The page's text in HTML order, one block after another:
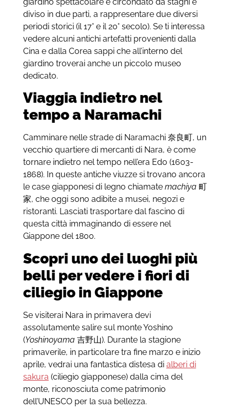
diviso in due parti, a rappresentare due diversi
periodi storici (il 17° e il 20° secolo). Se ti interessa
vedere alcuni antichi artefatti provenienti dalla
Cina e dalla Corea sappi che all’interno del
giardino troverai anche un piccolo museo
dedicato.
Viaggia indietro nel
tempo a Naramachi
Camminare nelle strade di Naramachi 奈良町, un
vecchio quartiere di mercanti di Nara, è come
tornare indietro nel tempo nell’era Edo (1603-
1868). In queste antiche viuzze si trovano ancora
le case giapponesi di legno chiamate machiya 町
家, che oggi sono adibite a musei, negozi e
ristoranti. Lasciati trasportare dal fascino di
questa città immaginando di essere nel
Giappone del 1800.
Scopri uno dei luoghi più
belli per vedere i fiori di
ciliegio in Giappone
Se visiterai Nara in primavera devi
assolutamente salire sul monte Yoshino
(Yoshinoyama 吉野山). Durante la stagione
primaverile, in particolare tra fine marzo e inizio
aprile, vedrai una fantastica distesa di alberi di
sakura (ciliegio giapponese) dalla cima del
monte, riconosciuta come patrimonio
dell’UNESCO per la sua bellezza.